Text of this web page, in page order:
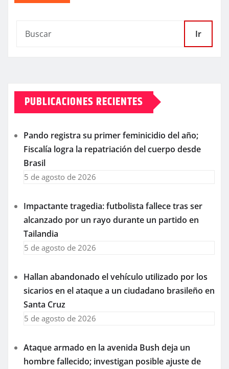
Ir
PUBLICACIONES RECIENTES
Pando registra su primer feminicidio del año;
Fiscalía logra la repatriación del cuerpo desde
Brasil
5 de agosto de 2026
Impactante tragedia: futbolista fallece tras ser
alcanzado por un rayo durante un partido en
Tailandia
5 de agosto de 2026
Hallan abandonado el vehículo utilizado por los
sicarios en el ataque a un ciudadano brasileño en
Santa Cruz
5 de agosto de 2026
Ataque armado en la avenida Bush deja un
hombre fallecido; investigan posible ajuste de